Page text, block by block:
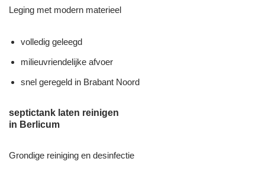
Leging met modern materieel
volledig geleegd
milieuvriendelijke afvoer
snel geregeld in Brabant Noord
septictank laten reinigen
in Berlicum
Grondige reiniging en desinfectie